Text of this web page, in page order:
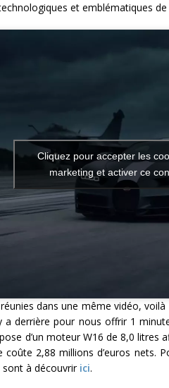
et emblématiques
Cliquez pour accepter les
marketing et activer ce
dans une même vidéo,
a derrière pour nous offrir 1
d’un moteur W16 de 8,0
coûte 2,88 millions d’euros nets.
sont à découvrir ici.